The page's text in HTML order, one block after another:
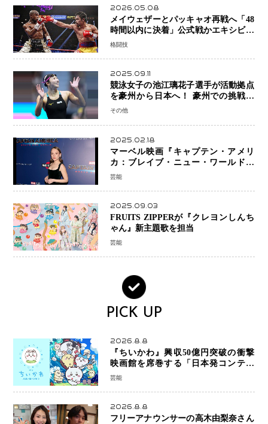
2026.05.08
メイウェザーとパッキャオ再戦へ「48
時間以内に決着」公式戦かエキシビシ
ョンか混迷続く
格闘技
2025.09.11
競泳女子の池江璃花子選手が活動拠点
を豪州から日本へ！ 豪州での挑戦を
糧に、28年ロサンゼルス五輪へ再始動
その他
2025.02.18
マーベル映画『キャプテン・アメリ
カ：ブレイブ・ニュー・ワールド』
新ブラック・ウィドウ役のシラ・ハー
芸能
2025.09.03
FRUITS ZIPPERが『クレヨンしんち
ゃん』新主題歌を担当
芸能
PICK UP
2026.8.8
『ちいかわ』興収50億円突破の衝撃
映画館を席巻する「日本発コンテン
ツ」の強さ スパイダーマン、モアナ
芸能
2026.8.8
フリーアナウンサーの高木由梨奈さん